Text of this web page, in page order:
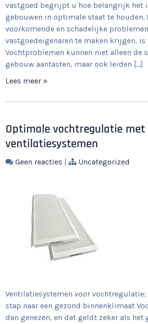
vastgoed begrijpt u hoe belangrijk het
gebouwen in optimale staat te houden.
voorkomende en schadelijke
vastgoedeigenaren te maken krijgen, is
Vochtproblemen kunnen niet alleen de
gebouw aantasten, maar ook leiden […]
Lees meer »
Optimale vochtregulatie
ventilatiesystemen
Geen reacties | Uncategorized
Ventilatiesystemen voor vochtregulatie:
stap naar een gezond binnenklimaat
dan genezen, en dat geldt zeker als het